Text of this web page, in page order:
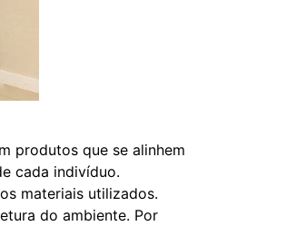
produtos que se alinhem
cada indivíduo.
materiais utilizados.
do ambiente. Por